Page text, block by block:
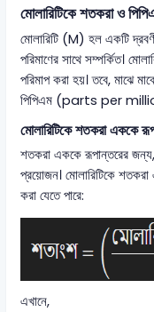
মোলারিটিকে শতকরা ও
মোলারিটি (M) হল একটি
পরিমাণের সাথে সম্পর্কিত।
পরিমাপ করা হয়। তবে,
পিপিএম (parts per
মোলারিটিকে শতকরা এককে
শতকরা এককে রূপান্তরের
প্রয়োজন। মোলারিটিকে
করা যেতে পারে:
এখানে,